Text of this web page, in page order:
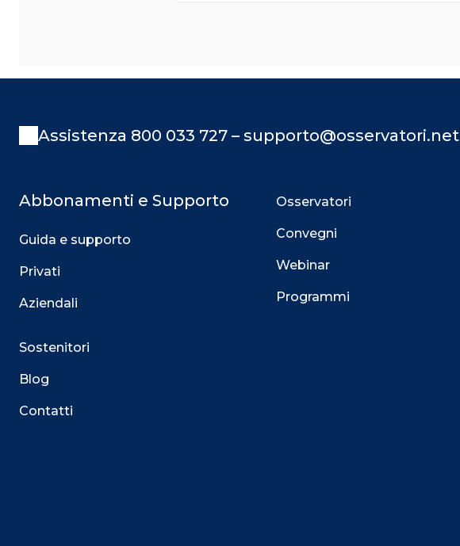
Assistenza 800 033 727 – supporto@osservatori.net
Abbonamenti e Supporto
Guida e supporto
Privati
Aziendali
Sostenitori
Blog
Contatti
Osservatori
Convegni
Webinar
Programmi